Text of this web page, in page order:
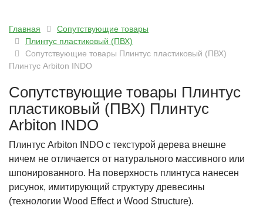
Главная
Сопутствующие товары
Плинтус пластиковый (ПВХ)
Сопутствующие товары Плинтус пластиковый (ПВХ)
Плинтус Arbiton INDO
Сопутствующие товары Плинтус
пластиковый (ПВХ) Плинтус
Arbiton INDO
Плинтус Arbiton INDO с текстурой дерева внешне
ничем не отличается от натурального массивного или
шпонированного. На поверхность плинтуса нанесен
рисунок, имитирующий структуру древесины
(технологии Wood Effect и Wood Structure).